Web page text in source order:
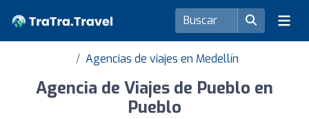
Agencias de viajes en Medellín
Agencia de Viajes de Pueblo en
Pueblo